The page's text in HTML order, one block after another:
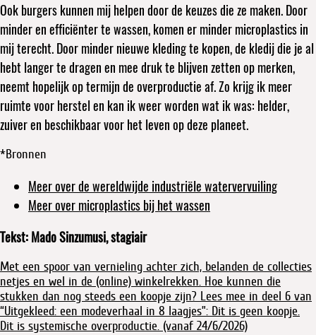
Ook burgers kunnen mij helpen door de keuzes die ze maken. Door
minder en efficiënter te wassen, komen er minder microplastics in
mij terecht. Door minder nieuwe kleding te kopen, de kledij die je al
hebt langer te dragen en mee druk te blijven zetten op merken,
neemt hopelijk op termijn de overproductie af. Zo krijg ik meer
ruimte voor herstel en kan ik weer worden wat ik was: helder,
zuiver en beschikbaar voor het leven op deze planeet.
*Bronnen
Meer over de wereldwijde industriële watervervuiling
Meer over microplastics bij het wassen
Tekst: Mado Sinzumusi, stagiair
Met een spoor van vernieling achter zich, belanden de collecties
netjes en wel in de (online) winkelrekken. Hoe kunnen die
stukken dan nog steeds een koopje zijn? Lees mee in deel 6 van
“Uitgekleed: een modeverhaal in 8 laagjes”: Dit is geen koopje.
Dit is systemische overproductie. (vanaf 24/6/2026)